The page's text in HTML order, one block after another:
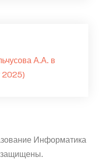
А.А. в
2025)
Информатика